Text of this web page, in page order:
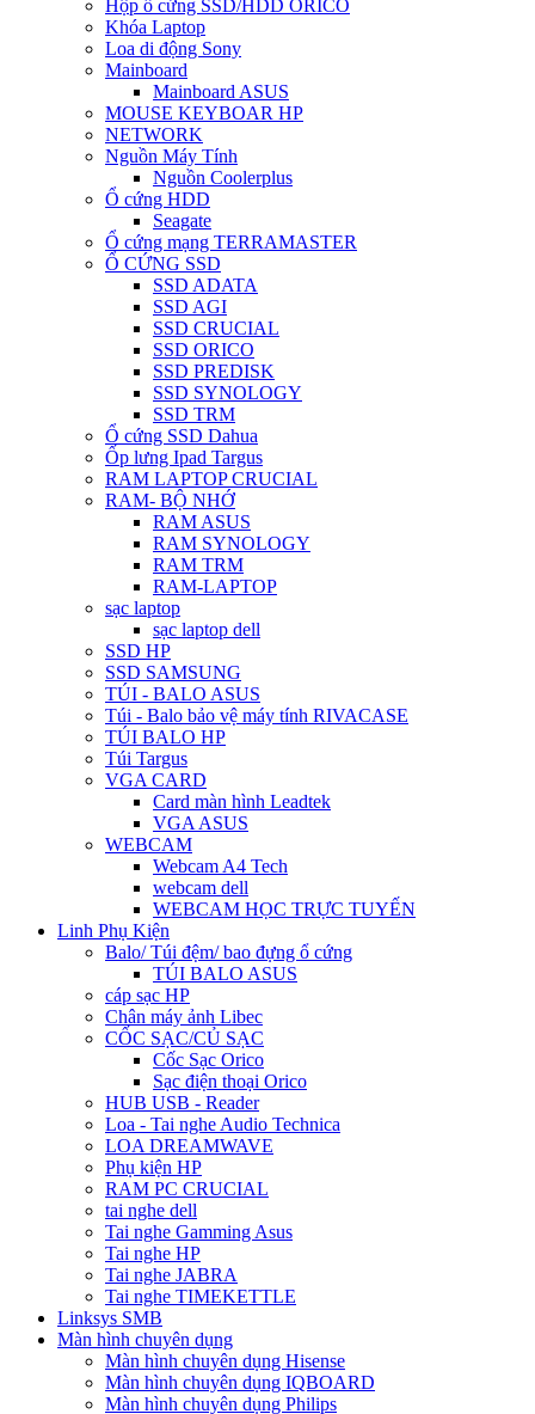
Hộp ổ cứng SSD/HDD ORICO
Khóa Laptop
Loa di động Sony
Mainboard
Mainboard ASUS
MOUSE KEYBOAR HP
NETWORK
Nguồn Máy Tính
Nguồn Coolerplus
Ổ cứng HDD
Seagate
Ổ cứng mạng TERRAMASTER
Ổ CỨNG SSD
SSD ADATA
SSD AGI
SSD CRUCIAL
SSD ORICO
SSD PREDISK
SSD SYNOLOGY
SSD TRM
Ổ cứng SSD Dahua
Ốp lưng Ipad Targus
RAM LAPTOP CRUCIAL
RAM- BỘ NHỚ
RAM ASUS
RAM SYNOLOGY
RAM TRM
RAM-LAPTOP
sạc laptop
sạc laptop dell
SSD HP
SSD SAMSUNG
TÚI - BALO ASUS
Túi - Balo bảo vệ máy tính RIVACASE
TÚI BALO HP
Túi Targus
VGA CARD
Card màn hình Leadtek
VGA ASUS
WEBCAM
Webcam A4 Tech
webcam dell
WEBCAM HỌC TRỰC TUYẾN
Linh Phụ Kiện
Balo/ Túi đệm/ bao đựng ổ cứng
TÚI BALO ASUS
cáp sạc HP
Chân máy ảnh Libec
CỐC SẠC/CỦ SẠC
Cốc Sạc Orico
Sạc điện thoại Orico
HUB USB - Reader
Loa - Tai nghe Audio Technica
LOA DREAMWAVE
Phụ kiện HP
RAM PC CRUCIAL
tai nghe dell
Tai nghe Gamming Asus
Tai nghe HP
Tai nghe JABRA
Tai nghe TIMEKETTLE
Linksys SMB
Màn hình chuyên dụng
Màn hình chuyên dụng Hisense
Màn hình chuyên dụng IQBOARD
Màn hình chuyên dụng Philips